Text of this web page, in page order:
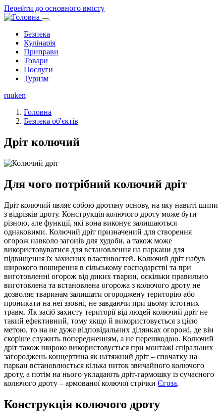
Перейти до основного вмісту
Основная
навигация
Безпека
Кулінарія
Приправи
Товари
Послуги
Туризм
ruuken
Головна
Безпека об'єктів
Дріт колючий
Для чого потрібний колючий дріт
Дріт колючий являє собою дротяну основу, на яку навиті шипи
з відрізків дроту. Конструкція колючого дроту може бути
різною, але функції, які вона виконує залишаються
однаковими. Колючий дріт призначений для створення
огорож навколо загонів для худоби, а також може
використовуватися для встановлення на паркани для
підвищення їх захисних властивостей. Колючий дріт набув
широкого поширення в сільському господарстві та при
виготовленні огорож від диких тварин, оскільки правильно
виготовлена та встановлена огорожа з колючого дроту не
дозволяє тваринам залишати огороджену територію або
проникати на неї ззовні, не завдаючи при цьому істотних
травм. Як засіб захисту території від людей колючий дріт не
такий ефективний, тому якщо й використовується з цією
метою, то на не дуже відповідальних ділянках огорожі, де він
скоріше служить попередженням, а не перешкодою. Колючий
дріт також широко використовується при монтажі спіральних
загороджень концертина як натяжний дріт – спочатку на
паркан встановлюється кілька ниток звичайного колючого
дроту, а потім на нього укладають дріт-гармошку із сучасного
колючого дроту – армованої колючої стрічки Єгоза.
Конструкція колючого дроту